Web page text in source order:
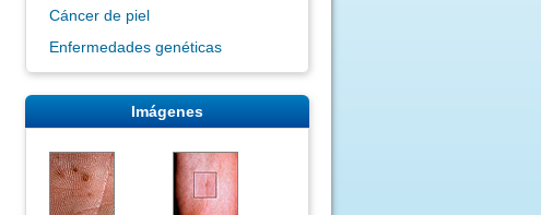
Cáncer de piel
Enfermedades genéticas
Imágenes